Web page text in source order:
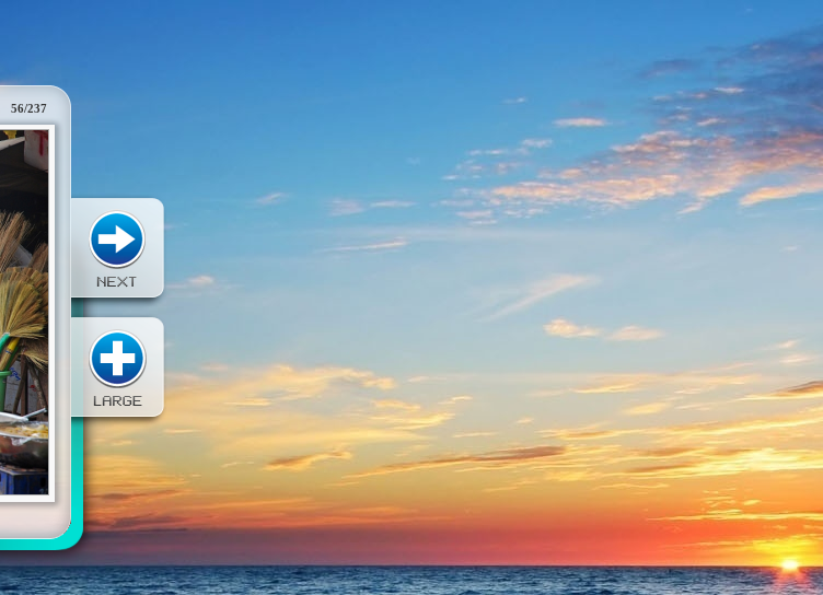
56/237